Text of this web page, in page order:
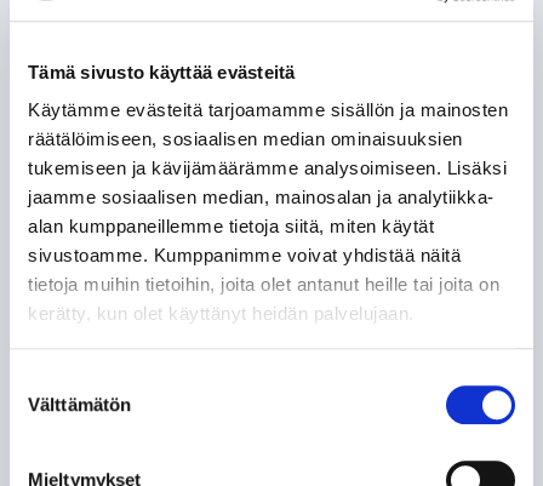
Tämä sivusto käyttää evästeitä
Käytämme evästeitä tarjoamamme sisällön ja mainosten
räätälöimiseen, sosiaalisen median ominaisuuksien
tukemiseen ja kävijämäärämme analysoimiseen. Lisäksi
jaamme sosiaalisen median, mainosalan ja analytiikka-
alan kumppaneillemme tietoja siitä, miten käytät
sivustoamme. Kumppanimme voivat yhdistää näitä
tietoja muihin tietoihin, joita olet antanut heille tai joita on
kerätty, kun olet käyttänyt heidän palvelujaan.
valinta
Välttämätön
Mieltymykset
Ojanen
HISTORIA
Numminen